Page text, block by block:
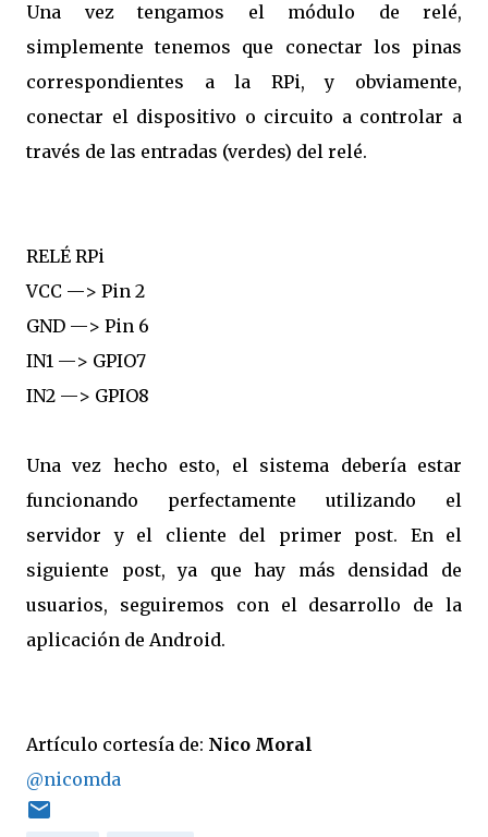
Una vez tengamos el módulo de relé,
simplemente tenemos que conectar los pinas
correspondientes a la RPi, y obviamente,
conectar el dispositivo o circuito a controlar a
través de las entradas (verdes) del relé.
RELÉ RPi
VCC —> Pin 2
GND —> Pin 6
IN1 —> GPIO7
IN2 —> GPIO8
Una vez hecho esto, el sistema debería estar
funcionando perfectamente utilizando el
servidor y el cliente del primer post. En el
siguiente post, ya que hay más densidad de
usuarios, seguiremos con el desarrollo de la
aplicación de Android.
Artículo cortesía de: Nico Moral
@nicomda